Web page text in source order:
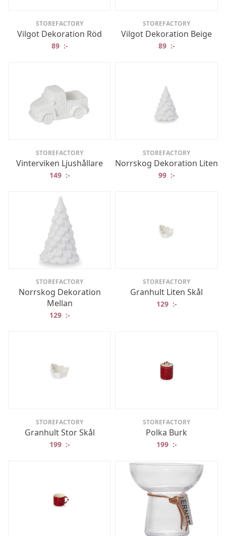
STOREFACTORY
Vilgot Dekoration Röd
89 :-
STOREFACTORY
Vilgot Dekoration Beige
89 :-
STOREFACTORY
Vinterviken Ljushållare
149 :-
STOREFACTORY
Norrskog Dekoration Liten
99 :-
STOREFACTORY
Norrskog Dekoration
Mellan
129 :-
STOREFACTORY
Granhult Liten Skål
129 :-
STOREFACTORY
Granhult Stor Skål
199 :-
STOREFACTORY
Polka Burk
199 :-